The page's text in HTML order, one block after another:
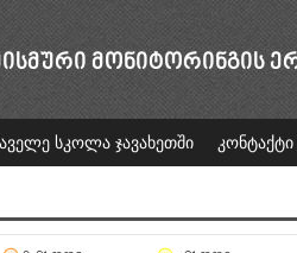
ᲛᲝᲜᲘᲢᲝᲠᲘᲜᲒᲘᲡ
სკოლა ჯავახეთში კონტაქტი